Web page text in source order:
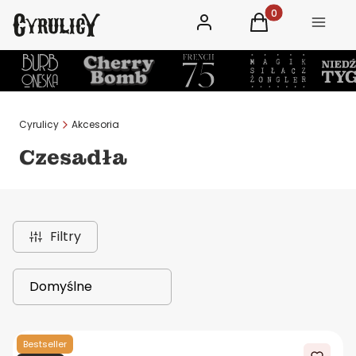
Zaloguj sięProdukty w
Koszyk Menu
Cyrulicy Akcesoria
Czesadła
Filtry
Lista produktów
Domyślne
Bestseller